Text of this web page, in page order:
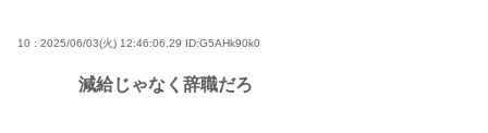
10 : 2025/06/03(火) 12:46:06.29 ID:G5AHk90k0
減給じゃなく辞職だろ